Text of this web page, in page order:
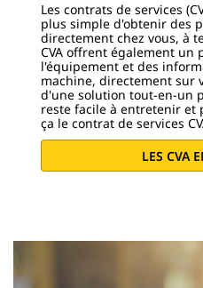
Les contrats de services
plus simple d'obtenir des
directement chez vous, à
CVA offrent également un
l'équipement et des
machine, directement sur
d'une solution tout-en-un
reste facile à entretenir et
ça le contrat de services
LES CVA